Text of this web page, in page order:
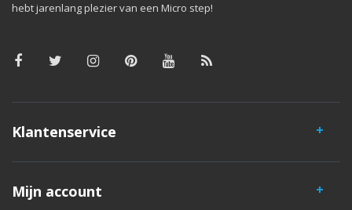
hebt jarenlang plezier van een Micro step!
Klantenservice
Mijn account